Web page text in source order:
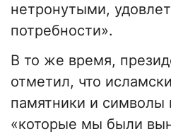
нетронутыми,
потребности».
В то же время,
отметил, что
памятники и символы
«которые мы были